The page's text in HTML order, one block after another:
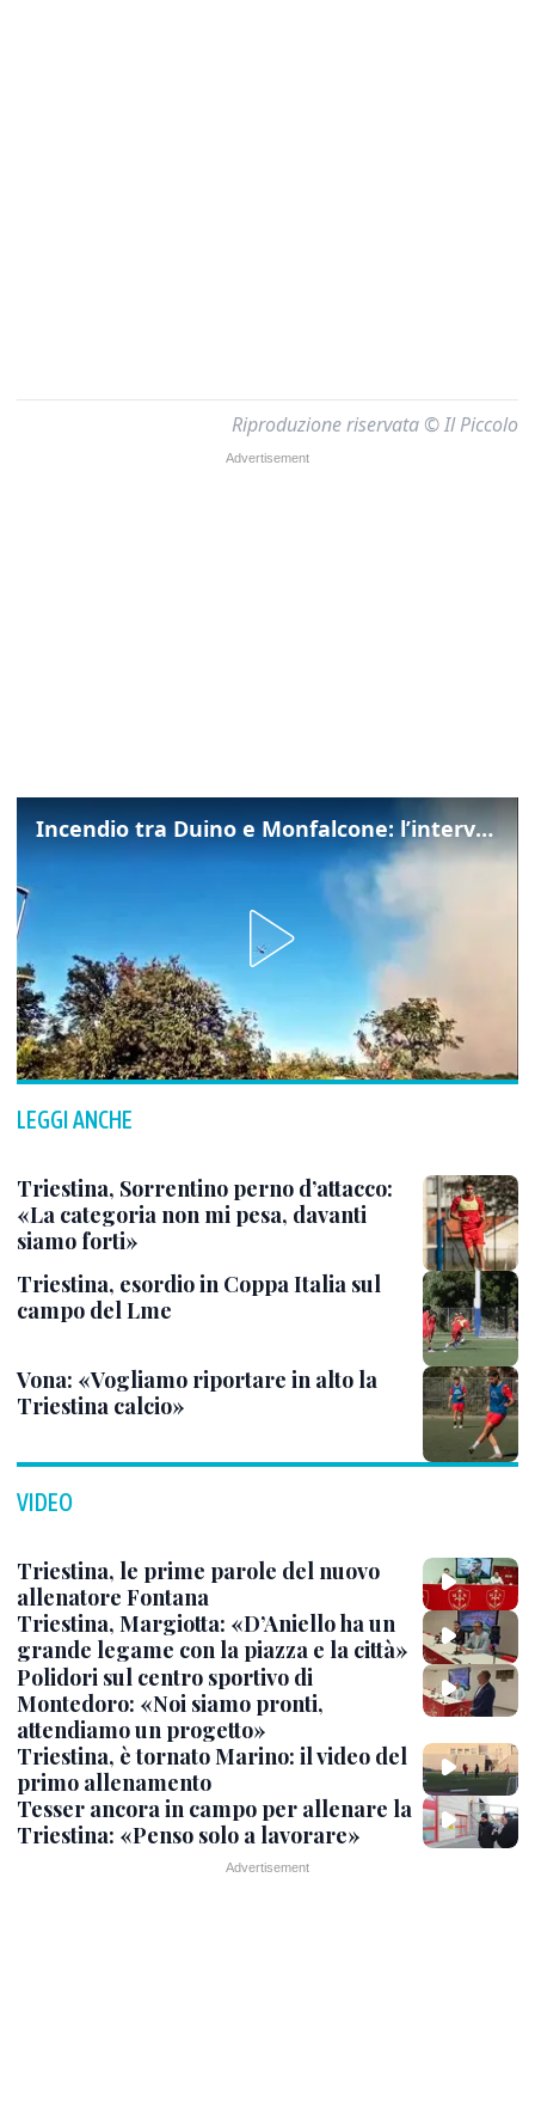
Riproduzione riservata © Il Piccolo
Incendio tra Duino e Monfalcone: l’intervento dei vigili del fuoco
LEGGI ANCHE
Triestina, Sorrentino perno d’attacco:
«La categoria non mi pesa, davanti
siamo forti»
Triestina, esordio in Coppa Italia sul
campo del Lme
Vona: «Vogliamo riportare in alto la
Triestina calcio»
VIDEO
Triestina, le prime parole del nuovo
allenatore Fontana
Triestina, Margiotta: «D’Aniello ha un
grande legame con la piazza e la città»
Polidori sul centro sportivo di
Montedoro: «Noi siamo pronti,
attendiamo un progetto»
Triestina, è tornato Marino: il video del
primo allenamento
Tesser ancora in campo per allenare la
Triestina: «Penso solo a lavorare»